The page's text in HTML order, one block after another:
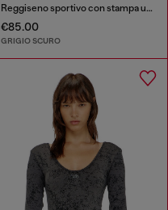
Reggiseno sportivo con stampa utility
€85.00
GRIGIO SCURO